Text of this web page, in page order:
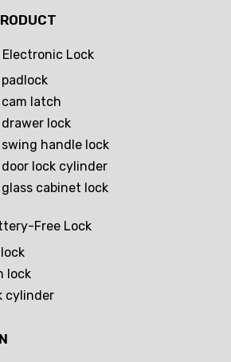
Electronic Lock
cam latch
lock
swing handle lock
door lock cylinder
cabinet lock
Free Lock
lock
cylinder